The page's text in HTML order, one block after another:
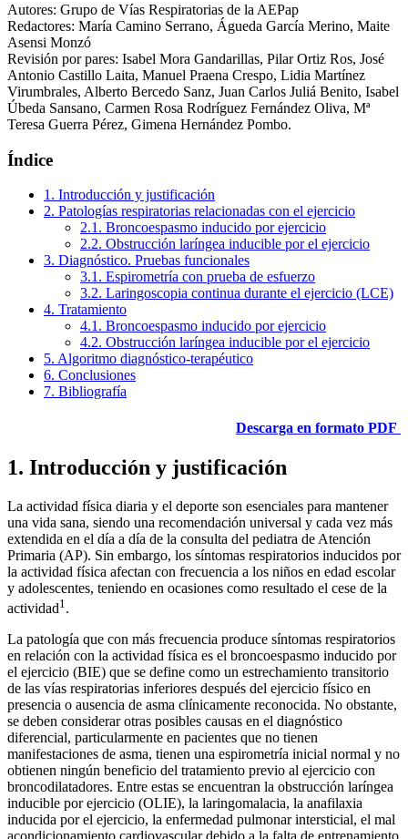
Autores: Grupo de Vías Respiratorias de la AEPap
Redactores: María Camino Serrano, Águeda García Merino, Maite
Asensi Monzó
Revisión por pares: Isabel Mora Gandarillas, Pilar Ortiz Ros, José
Antonio Castillo Laita, Manuel Praena Crespo, Lidia Martínez
Virumbrales, Alberto Bercedo Sanz, Juan Carlos Juliá Benito, Isabel
Úbeda Sansano, Carmen Rosa Rodríguez Fernández Oliva, Mª
Teresa Guerra Pérez, Gimena Hernández Pombo.
Índice
1. Introducción y justificación
2. Patologías respiratorias relacionadas con el ejercicio
2.1. Broncoespasmo inducido por ejercicio
2.2. Obstrucción laríngea inducible por el ejercicio
3. Diagnóstico. Pruebas funcionales
3.1. Espirometría con prueba de esfuerzo
3.2. Laringoscopia continua durante el ejercicio (LCE)
4. Tratamiento
4.1. Broncoespasmo inducido por ejercicio
4.2. Obstrucción laríngea inducible por el ejercicio
5. Algoritmo diagnóstico-terapéutico
6. Conclusiones
7. Bibliografía
Descarga en formato PDF
1. Introducción y justificación
La actividad física diaria y el deporte son esenciales para mantener
una vida sana, siendo una recomendación universal y cada vez más
extendida en el día a día de la consulta del pediatra de Atención
Primaria (AP). Sin embargo, los síntomas respiratorios inducidos por
la actividad física afectan con frecuencia a los niños en edad escolar
y adolescentes, teniendo en ocasiones como resultado el cese de la
actividad1 .
La patología que con más frecuencia produce síntomas respiratorios
en relación con la actividad física es el broncoespasmo inducido por
el ejercicio (BIE) que se define como un estrechamiento transitorio
de las vías respiratorias inferiores después del ejercicio físico en
presencia o ausencia de asma clínicamente reconocida. No obstante,
se deben considerar otras posibles causas en el diagnóstico
diferencial, particularmente en pacientes que no tienen
manifestaciones de asma, tienen una espirometría inicial normal y no
obtienen ningún beneficio del tratamiento previo al ejercicio con
broncodilatadores. Entre estas se encuentran la obstrucción laríngea
inducible por ejercicio (OLIE), la laringomalacia, la anafilaxia
inducida por el ejercicio, la enfermedad pulmonar intersticial, el mal
acondicionamiento cardiovascular debido a la falta de entrenamiento